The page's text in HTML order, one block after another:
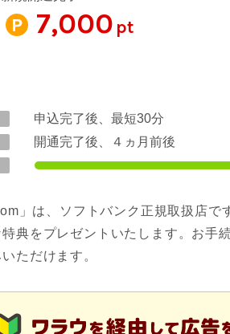
7,000 pt
申込完了後、最短30分
開通完了後、４ヵ月前後
」は、ソフトバンク正規取扱店
典をプレゼントいたします。お手
ただけます。